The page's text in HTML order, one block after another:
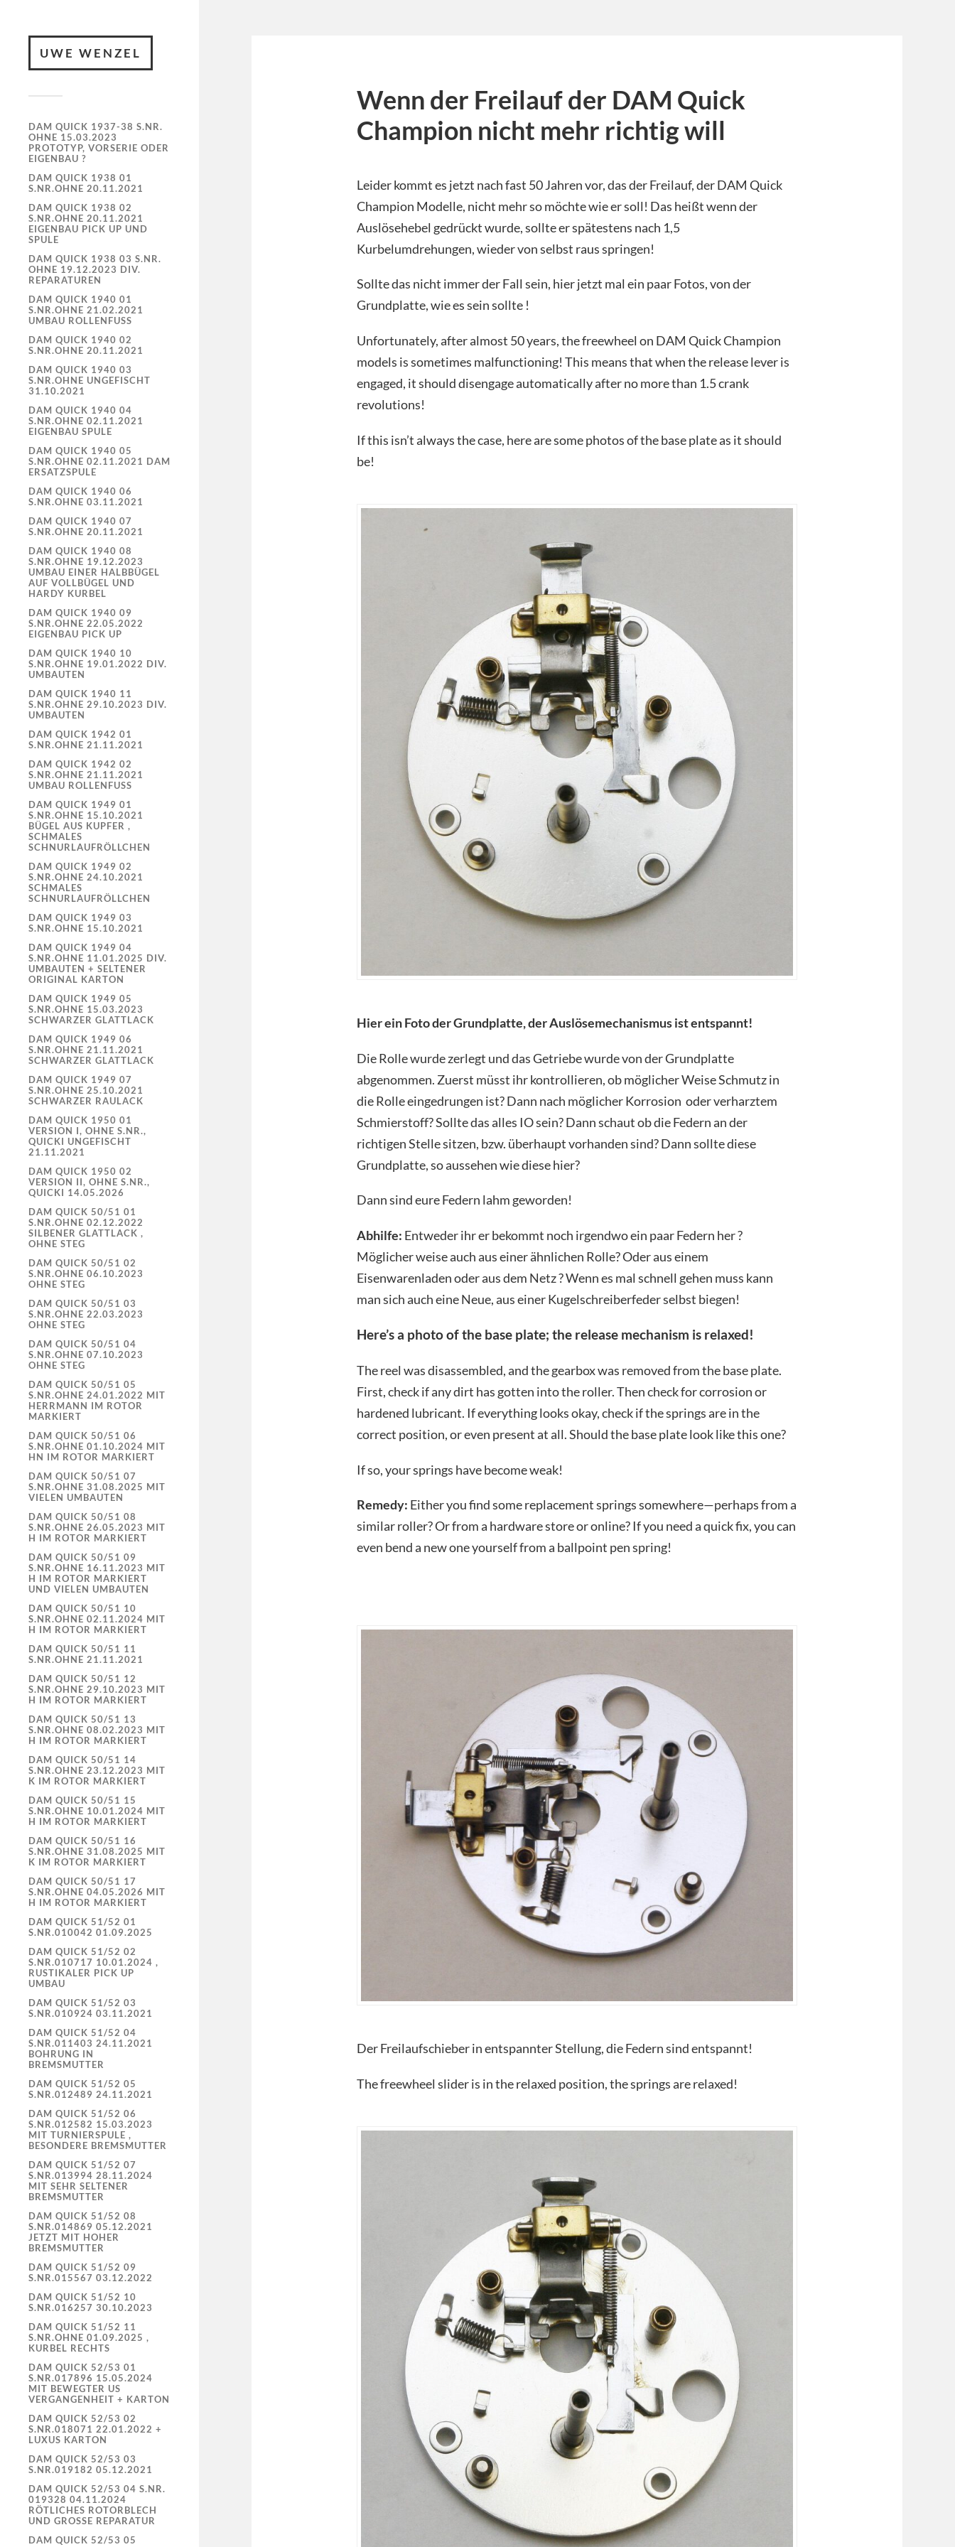
UWE WENZEL
DAM QUICK 1937-38 S.NR.
OHNE 15.03.2023
PROTOTYP, VORSERIE ODER
EIGENBAU ?
DAM QUICK 1938 01
S.NR.OHNE 20.11.2021
DAM QUICK 1938 02
S.NR.OHNE 20.11.2021
EIGENBAU PICK UP UND
SPULE
DAM QUICK 1938 03 S.NR.
OHNE 19.12.2023 DIV.
REPARATUREN
DAM QUICK 1940 01
S.NR.OHNE 21.02.2021
UMBAU ROLLENFUSS
DAM QUICK 1940 02
S.NR.OHNE 20.11.2021
DAM QUICK 1940 03
S.NR.OHNE UNGEFISCHT
31.10.2021
DAM QUICK 1940 04
S.NR.OHNE 02.11.2021
EIGENBAU SPULE
DAM QUICK 1940 05
S.NR.OHNE 02.11.2021 DAM
ERSATZSPULE
DAM QUICK 1940 06
S.NR.OHNE 03.11.2021
DAM QUICK 1940 07
S.NR.OHNE 20.11.2021
DAM QUICK 1940 08
S.NR.OHNE 19.12.2023
UMBAU EINER HALBBÜGEL
AUF VOLLBÜGEL UND
HARDY KURBEL
DAM QUICK 1940 09
S.NR.OHNE 22.05.2022
EIGENBAU PICK UP
DAM QUICK 1940 10
S.NR.OHNE 19.01.2022 DIV.
UMBAUTEN
DAM QUICK 1940 11
S.NR.OHNE 29.10.2023 DIV.
UMBAUTEN
DAM QUICK 1942 01
S.NR.OHNE 21.11.2021
DAM QUICK 1942 02
S.NR.OHNE 21.11.2021
UMBAU ROLLENFUSS
DAM QUICK 1949 01
S.NR.OHNE 15.10.2021
BÜGEL AUS KUPFER ,
SCHMALES
SCHNURLAUFRÖLLCHEN
DAM QUICK 1949 02
S.NR.OHNE 24.10.2021
SCHMALES
SCHNURLAUFRÖLLCHEN
DAM QUICK 1949 03
S.NR.OHNE 15.10.2021
DAM QUICK 1949 04
S.NR.OHNE 11.01.2025 DIV.
UMBAUTEN + SELTENER
ORIGINAL KARTON
DAM QUICK 1949 05
S.NR.OHNE 15.03.2023
SCHWARZER GLATTLACK
DAM QUICK 1949 06
S.NR.OHNE 21.11.2021
SCHWARZER GLATTLACK
DAM QUICK 1949 07
S.NR.OHNE 25.10.2021
SCHWARZER RAULACK
DAM QUICK 1950 01
VERSION I, OHNE S.NR.,
QUICKI UNGEFISCHT
21.11.2021
DAM QUICK 1950 02
VERSION II, OHNE S.NR.,
QUICKI 14.05.2026
DAM QUICK 50/51 01
S.NR.OHNE 02.12.2022
SILBENER GLATTLACK ,
OHNE STEG
DAM QUICK 50/51 02
S.NR.OHNE 06.10.2023
OHNE STEG
DAM QUICK 50/51 03
S.NR.OHNE 22.03.2023
OHNE STEG
DAM QUICK 50/51 04
S.NR.OHNE 07.10.2023
OHNE STEG
DAM QUICK 50/51 05
S.NR.OHNE 24.01.2022 MIT
HERRMANN IM ROTOR
MARKIERT
DAM QUICK 50/51 06
S.NR.OHNE 01.10.2024 MIT
HN IM ROTOR MARKIERT
DAM QUICK 50/51 07
S.NR.OHNE 31.08.2025 MIT
VIELEN UMBAUTEN
DAM QUICK 50/51 08
S.NR.OHNE 26.05.2023 MIT
H IM ROTOR MARKIERT
DAM QUICK 50/51 09
S.NR.OHNE 16.11.2023 MIT
H IM ROTOR MARKIERT
UND VIELEN UMBAUTEN
DAM QUICK 50/51 10
S.NR.OHNE 02.11.2024 MIT
H IM ROTOR MARKIERT
DAM QUICK 50/51 11
S.NR.OHNE 21.11.2021
DAM QUICK 50/51 12
S.NR.OHNE 29.10.2023 MIT
H IM ROTOR MARKIERT
DAM QUICK 50/51 13
S.NR.OHNE 08.02.2023 MIT
H IM ROTOR MARKIERT
DAM QUICK 50/51 14
S.NR.OHNE 23.12.2023 MIT
K IM ROTOR MARKIERT
DAM QUICK 50/51 15
S.NR.OHNE 10.01.2024 MIT
H IM ROTOR MARKIERT
DAM QUICK 50/51 16
S.NR.OHNE 31.08.2025 MIT
K IM ROTOR MARKIERT
DAM QUICK 50/51 17
S.NR.OHNE 04.05.2026 MIT
H IM ROTOR MARKIERT
DAM QUICK 51/52 01
S.NR.010042 01.09.2025
DAM QUICK 51/52 02
S.NR.010717 10.01.2024 ,
RUSTIKALER PICK UP
UMBAU
DAM QUICK 51/52 03
S.NR.010924 03.11.2021
DAM QUICK 51/52 04
S.NR.011403 24.11.2021
BOHRUNG IN
BREMSMUTTER
DAM QUICK 51/52 05
S.NR.012489 24.11.2021
DAM QUICK 51/52 06
S.NR.012582 15.03.2023
MIT TURNIERSPULE ,
BESONDERE BREMSMUTTER
DAM QUICK 51/52 07
S.NR.013994 28.11.2024
MIT SEHR SELTENER
BREMSMUTTER
DAM QUICK 51/52 08
S.NR.014869 05.12.2021
JETZT MIT HOHER
BREMSMUTTER
DAM QUICK 51/52 09
S.NR.015567 03.12.2022
DAM QUICK 51/52 10
S.NR.016257 30.10.2023
DAM QUICK 51/52 11
S.NR.OHNE 01.09.2025 ,
KURBEL RECHTS
DAM QUICK 52/53 01
S.NR.017896 15.05.2024
MIT BEWEGTER US
VERGANGENHEIT + KARTON
DAM QUICK 52/53 02
S.NR.018071 22.01.2022 +
LUXUS KARTON
DAM QUICK 52/53 03
S.NR.019182 05.12.2021
DAM QUICK 52/53 04 S.NR.
019328 04.11.2024
RÖTLICHES ROTORBLECH
UND GROSSE REPARATUR
DAM QUICK 52/53 05
Wenn der Freilauf der DAM Quick
Champion nicht mehr richtig will
Leider kommt es jetzt nach fast 50 Jahren vor, das der Freilauf, der DAM Quick
Champion Modelle, nicht mehr so möchte wie er soll! Das heißt wenn der
Auslösehebel gedrückt wurde, sollte er spätestens nach 1,5
Kurbelumdrehungen, wieder von selbst raus springen!
Sollte das nicht immer der Fall sein, hier jetzt mal ein paar Fotos, von der
Grundplatte, wie es sein sollte !
Unfortunately, after almost 50 years, the freewheel on DAM Quick Champion
models is sometimes malfunctioning! This means that when the release lever is
engaged, it should disengage automatically after no more than 1.5 crank
revolutions!
If this isn’t always the case, here are some photos of the base plate as it should
be!
Hier ein Foto der Grundplatte, der Auslösemechanismus ist entspannt!
Die Rolle wurde zerlegt und das Getriebe wurde von der Grundplatte
abgenommen. Zuerst müsst ihr kontrollieren, ob möglicher Weise Schmutz in
die Rolle eingedrungen ist? Dann nach möglicher Korrosion oder verharztem
Schmierstoff? Sollte das alles IO sein? Dann schaut ob die Federn an der
richtigen Stelle sitzen, bzw. überhaupt vorhanden sind? Dann sollte diese
Grundplatte, so aussehen wie diese hier?
Dann sind eure Federn lahm geworden!
Abhilfe: Entweder ihr er bekommt noch irgendwo ein paar Federn her ?
Möglicher weise auch aus einer ähnlichen Rolle? Oder aus einem
Eisenwarenladen oder aus dem Netz ? Wenn es mal schnell gehen muss kann
man sich auch eine Neue, aus einer Kugelschreiberfeder selbst biegen!
Here’s a photo of the base plate; the release mechanism is relaxed!
The reel was disassembled, and the gearbox was removed from the base plate.
First, check if any dirt has gotten into the roller. Then check for corrosion or
hardened lubricant. If everything looks okay, check if the springs are in the
correct position, or even present at all. Should the base plate look like this one?
If so, your springs have become weak!
Remedy: Either you find some replacement springs somewhere—perhaps from a
similar roller? Or from a hardware store or online? If you need a quick fix, you can
even bend a new one yourself from a ballpoint pen spring!
Der Freilaufschieber in entspannter Stellung, die Federn sind entspannt!
The freewheel slider is in the relaxed position, the springs are relaxed!